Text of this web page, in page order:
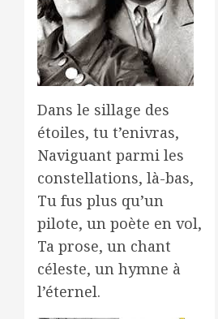
Dans le sillage des
étoiles, tu t’enivras,
Naviguant parmi les
constellations, là-bas,
Tu fus plus qu’un
pilote, un poète en vol,
Ta prose, un chant
céleste, un hymne à
l’éternel.